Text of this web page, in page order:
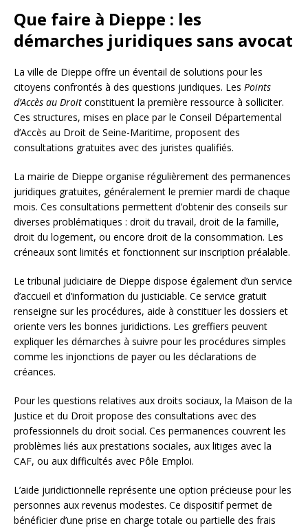
Que faire à Dieppe : les
démarches juridiques sans avocat
La ville de Dieppe offre un éventail de solutions pour les
citoyens confrontés à des questions juridiques. Les Points
d’Accès au Droit constituent la première ressource à solliciter.
Ces structures, mises en place par le Conseil Départemental
d’Accès au Droit de Seine-Maritime, proposent des
consultations gratuites avec des juristes qualifiés.
La mairie de Dieppe organise régulièrement des permanences
juridiques gratuites, généralement le premier mardi de chaque
mois. Ces consultations permettent d’obtenir des conseils sur
diverses problématiques : droit du travail, droit de la famille,
droit du logement, ou encore droit de la consommation. Les
créneaux sont limités et fonctionnent sur inscription préalable.
Le tribunal judiciaire de Dieppe dispose également d’un service
d’accueil et d’information du justiciable. Ce service gratuit
renseigne sur les procédures, aide à constituer les dossiers et
oriente vers les bonnes juridictions. Les greffiers peuvent
expliquer les démarches à suivre pour les procédures simples
comme les injonctions de payer ou les déclarations de
créances.
Pour les questions relatives aux droits sociaux, la Maison de la
Justice et du Droit propose des consultations avec des
professionnels du droit social. Ces permanences couvrent les
problèmes liés aux prestations sociales, aux litiges avec la
CAF, ou aux difficultés avec Pôle Emploi.
L’aide juridictionnelle représente une option précieuse pour les
personnes aux revenus modestes. Ce dispositif permet de
bénéficier d’une prise en charge totale ou partielle des frais